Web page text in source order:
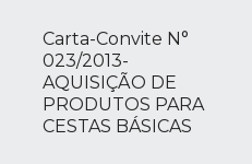
Carta-Convite N°
023/2013-
AQUISIÇÃO DE
PRODUTOS PARA
CESTAS BÁSICAS